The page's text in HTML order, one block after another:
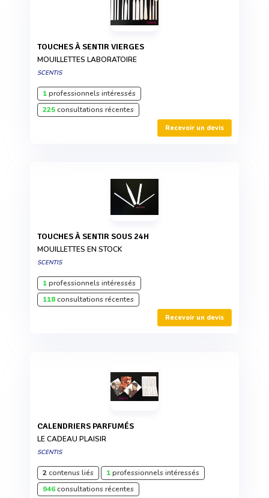
TOUCHES À SENTIR VIERGES
MOUILLETTES LABORATOIRE
SCENTIS
1professionnels intéressés
225consultations récentes
Recevoir un devis
TOUCHES À SENTIR SOUS 24H
MOUILLETTES EN STOCK
SCENTIS
1professionnels intéressés
118consultations récentes
Recevoir un devis
CALENDRIERS PARFUMÉS
LE CADEAU PLAISIR
SCENTIS
2contenus liés 1professionnels intéressés
946consultations récentes